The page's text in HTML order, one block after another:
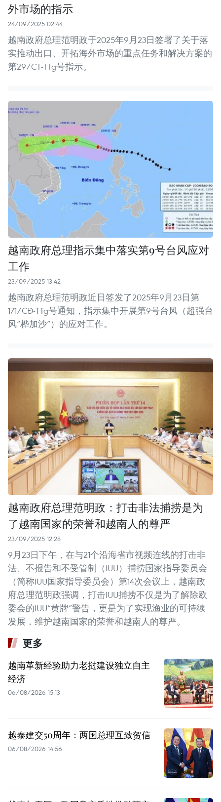
外市场的指示
24/09/2025 02:44
越南政府总理范明政于2025年9月23日签署了关于落
实推动出口、开拓海外市场的重点任务和解决方案的
第29/CT-TTg号指示。
越南政府总理指示集中落实第9号台风应对
工作
23/09/2025 13:42
越南政府总理范明政近日签发了2025年9月23日第
171/CĐ-TTg号通知，指示集中开展第9号台风（超强台
风“桦加沙”）的应对工作。
越南政府总理范明政：打击非法捕捞是为
了越南国家的荣誉和越南人的尊严
23/09/2025 12:28
9月23日下午，在与21个沿海省市视频连线的打击非
法、不报告和不受管制（IUU）捕捞国家指导委员会
（简称IUU国家指导委员会）第14次会议上，越南政
府总理范明政强调，打击IUU捕捞不仅是为了解除欧
委会的IUU“黄牌”警告，更是为了实现渔业的可持续
发展，维护越南国家的荣誉和越南人的尊严。
更多
越南革新经验助力老挝建设独立自主
经济
06/08/2026 15:13
越泰建交50周年：两国总理互致贺信
06/08/2026 14:56